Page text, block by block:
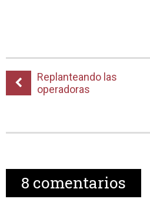
Replanteando las
operadoras
8 comentarios